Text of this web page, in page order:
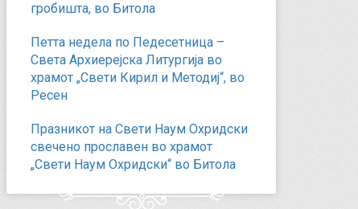
гробишта, во Битола
Петта недела по Педесетница –
Света Архиерејска Литургија во
храмот „Свети Кирил и Методиј“, во
Ресен
Празникот на Свети Наум Охридски
свечено прославен во храмот
„Свети Наум Охридски“ во Битола